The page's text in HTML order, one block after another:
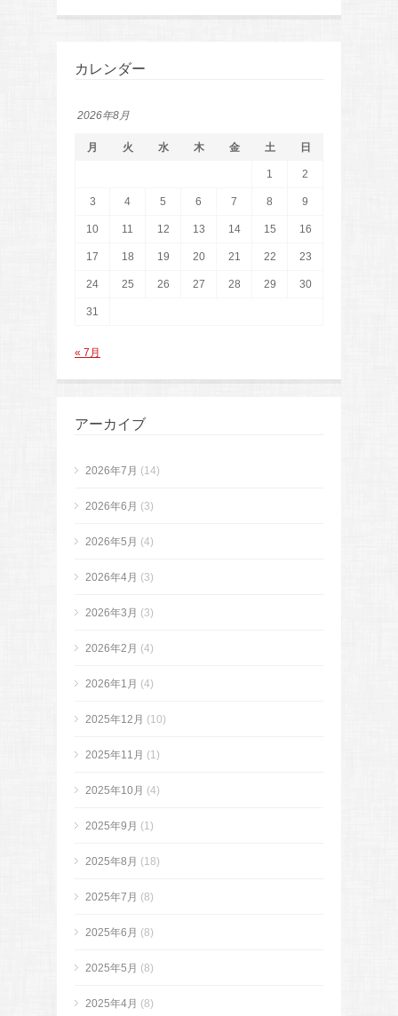
カレンダー
2026年8月
月 火 水 木 金 土 日
1 2
3 4 5 6 7 8 9
10 11 12 13 14 15 16
17 18 19 20 21 22 23
24 25 26 27 28 29 30
31
« 7月
アーカイブ
2026年7月 (14)
2026年6月 (3)
2026年5月 (4)
2026年4月 (3)
2026年3月 (3)
2026年2月 (4)
2026年1月 (4)
2025年12月 (10)
2025年11月 (1)
2025年10月 (4)
2025年9月 (1)
2025年8月 (18)
2025年7月 (8)
2025年6月 (8)
2025年5月 (8)
2025年4月 (8)